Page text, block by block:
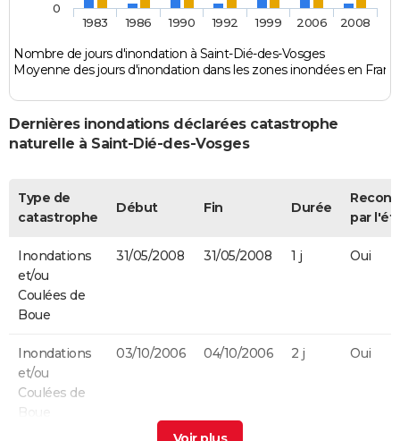
Nombre de jours d'inondation à Saint-Dié-des-Vosges
Moyenne des jours d'inondation dans les zones inondées en
1983 1986 1990 1992 1999 2006 2008
0
Dernières inondations déclarées catastrophe
naturelle à Saint-Dié-des-Vosges
Type de
catastrophe
Début Fin Durée
par
Inondations
et/ou
Coulées de
Boue
31/05/2008 31/05/2008 1 j Oui
Inondations
et/ou
Coulées de
Boue
03/10/2006 04/10/2006 2 j Oui